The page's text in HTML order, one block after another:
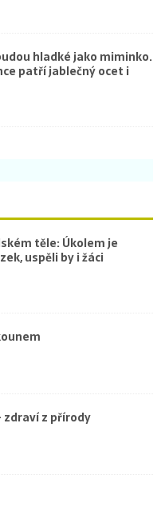
hladké jako miminko.
patří jablečný ocet i
těle: Úkolem je
uspěli by i žáci
zdraví z přírody